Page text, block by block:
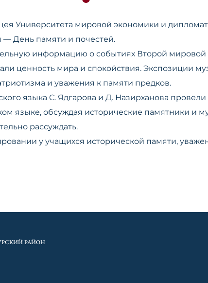
Университета мировой экономики и
День памяти и почестей.
информацию о событиях Второй мировой
ценность мира и спокойствия. Экспозиции
и уважения к памяти предков.
языка С. Ядгарова и Д. Назирханова
языке, обсуждая исторические памятники и
рассуждать.
у учащихся исторической памяти,
РАЙОН